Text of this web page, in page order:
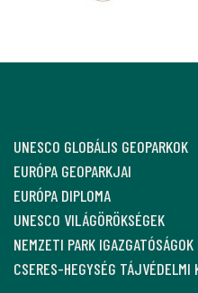
UNESCO GLOBÁLIS GEOPARKOK
EURÓPA GEOPARKJAI
EURÓPA DIPLOMA
UNESCO VILÁGÖRÖKSÉGEK
NEMZETI PARK IGAZGATÓSÁGOK
CSERES-HEGYSÉG TÁJVÉDELMI